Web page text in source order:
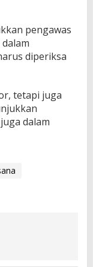
pengawas
diperiksa
tetapi juga
dalam